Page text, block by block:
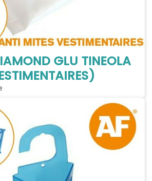
GLU TINEOLA